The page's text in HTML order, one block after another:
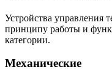
Устройства управления
принципу работы и
категории.
Механические